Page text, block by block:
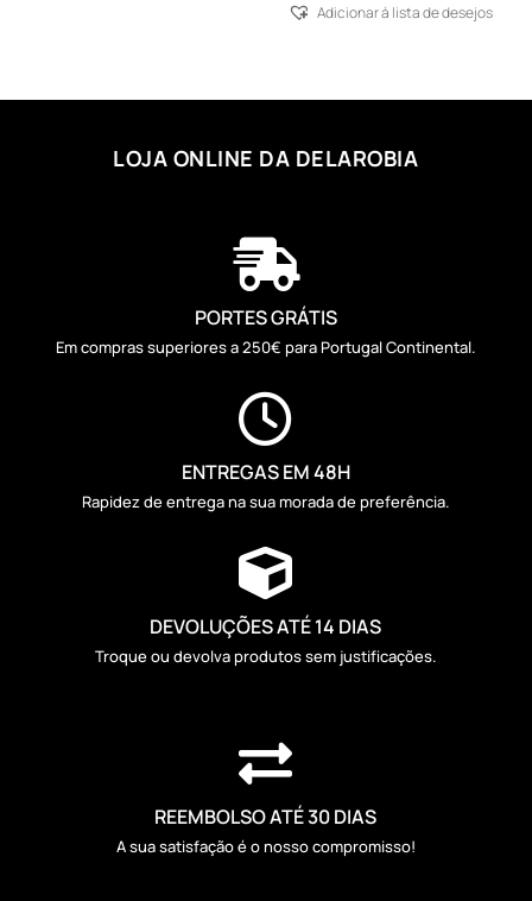
Adicionar á lista de desejos
LOJA ONLINE DA DELAROBIA

PORTES GRÁTIS
Em compras superiores a 250€ para Portugal Continental.

ENTREGAS EM 48H
Rapidez de entrega na sua morada de preferência.

DEVOLUÇÕES ATÉ 14 DIAS
Troque ou devolva produtos sem justificações.

REEMBOLSO ATÉ 30 DIAS
A sua satisfação é o nosso compromisso!